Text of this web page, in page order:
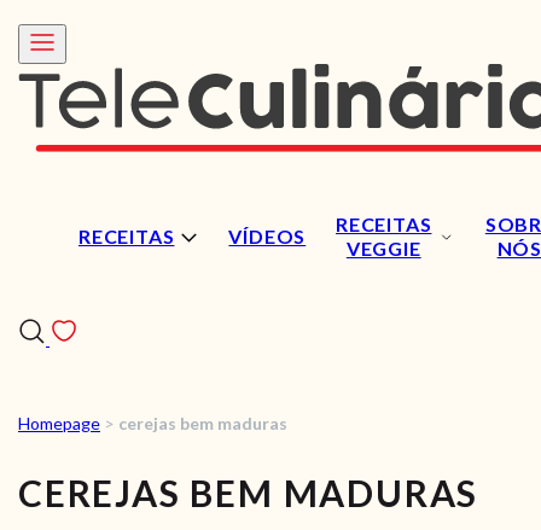
RECEITAS VÍDEOS
RECEITAS
VEGGIE
NÓS
RECEITAS
VÍDEOS
Homepage > cerejas bem maduras
CEREJAS BEM MADURAS